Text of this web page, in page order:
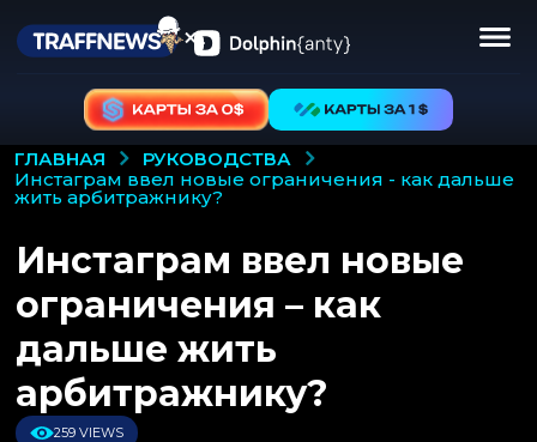
ГЛАВНАЯ
РУКОВОДСТВА
инстаграм ввел новые ограничения - как дальше
жить арбитражнику?
Инстаграм ввел новые
ограничения – как
дальше жить
арбитражнику?
259 VIEWS